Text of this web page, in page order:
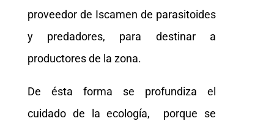
proveedor de Iscamen de parasitoides
y predadores, para destinar a
productores de la zona.
De ésta forma se profundiza el
cuidado de la ecología, porque se